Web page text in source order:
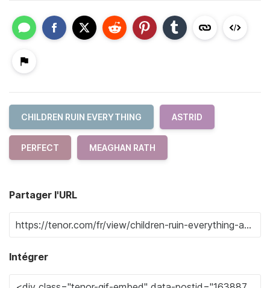
CHILDREN RUIN EVERYTHING ASTRID
PERFECT MEAGHAN RATH
Partager l'URL
Intégrer